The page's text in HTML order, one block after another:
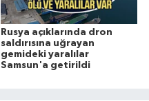
Rusya açıklarında dron
saldırısına uğrayan
gemideki yaralılar
Samsun'a getirildi